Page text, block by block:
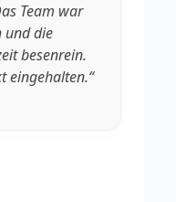
Team war
und die
besenrein.
eingehalten.“